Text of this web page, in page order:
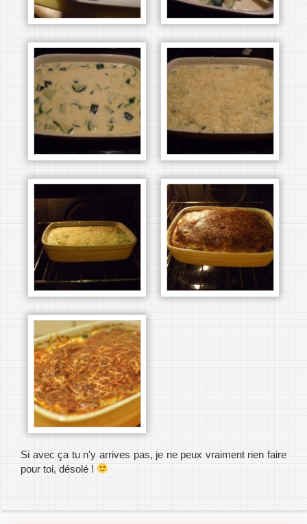
Si avec ça tu n'y arrives pas, je ne peux vraiment rien faire
pour toi, désolé !